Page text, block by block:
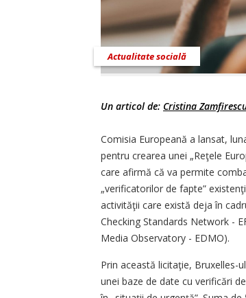
Actualitate socială
Un articol de: Cristina
Comisia Europeană a lansat,
pentru crearea unei „Reţele
care afirmă că va permite
„verificatorilor de fapte”
activităţii care există deja în
Checking Standards Network -
Media Observatory - EDMO).
Prin această licitaţie,
unei baze de date cu verificări